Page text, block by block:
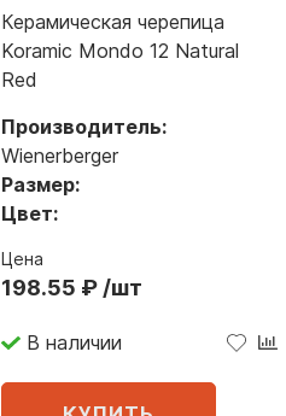
Керамическая черепица
Koramic Mondo 12 Natural
Red
Производитель:
Wienerberger
Размер:
Цвет:
Цена
198.55 ₽ /шт
В наличии